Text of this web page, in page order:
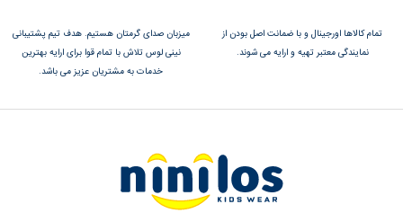
تمام کالاها اورجینال و با ضمانت اصل بودن از
نمایندگی معتبر تهیه و ارایه می شوند.
میزبان صدای گرمتان هستیم. هدف تیم پشتیبانی
نینی لوس تلاش با تمام قوا برای ارایه بهترین
خدمات به مشتریان عزیز می باشد.